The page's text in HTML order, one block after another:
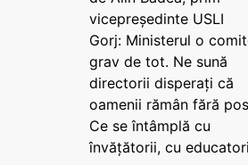
vicepreședinte USLI
Gorj: Ministerul o
grav de tot. Ne sună
directorii disperați că
oamenii rămân fără
Ce se întâmplă cu
învățătorii, cu